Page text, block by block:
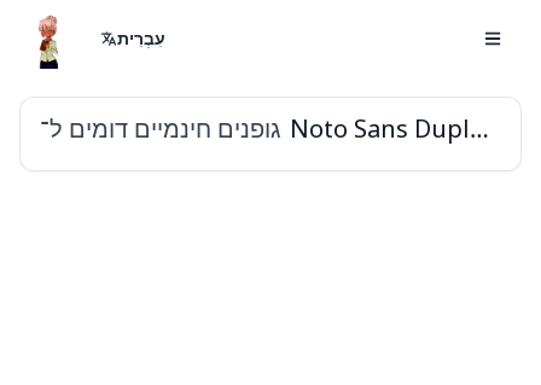
עִבְרִית
גופנים חינמיים דומים ל־ Noto Sans Duployan